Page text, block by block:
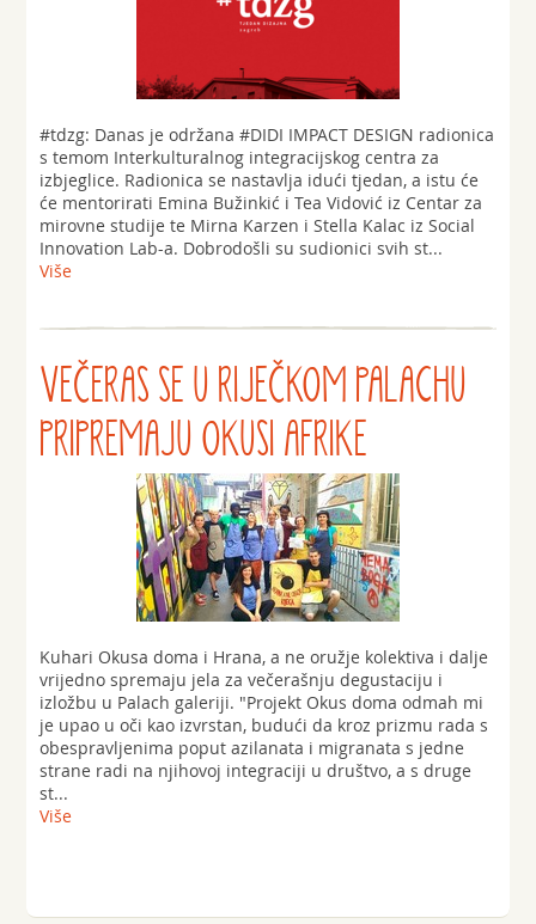
‪#‎tdzg‬: Danas je održana ‪#‎DIDI‬ IMPACT DESIGN radionica
s temom Interkulturalnog integracijskog centra za
izbjeglice. Radionica se nastavlja idući tjedan, a istu će
će mentorirati Emina Bužinkić i Tea Vidović iz Centar za
mirovne studije te Mirna Karzen i Stella Kalac iz Social
Innovation Lab-a. Dobrodošli su sudionici svih st...
Više
VEČERAS SE U RIJEČKOM PALACHU
PRIPREMAJU OKUSI AFRIKE
Kuhari Okusa doma i Hrana, a ne oružje kolektiva i dalje
vrijedno spremaju jela za večerašnju degustaciju i
izložbu u Palach galeriji. "Projekt Okus doma odmah mi
je upao u oči kao izvrstan, budući da kroz prizmu rada s
obespravljenima poput azilanata i migranata s jedne
strane radi na njihovoj integraciji u društvo, a s druge
st...
Više